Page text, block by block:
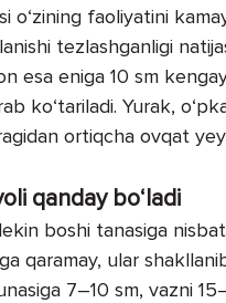
o‘zining faoliyatini
tezlashganligi
esa eniga 10 sm
ko‘tariladi. Yurak,
ortiqcha ovqat
qanday bo‘ladi
boshi tanasiga
qaramay, ular
7–10 sm, vazni